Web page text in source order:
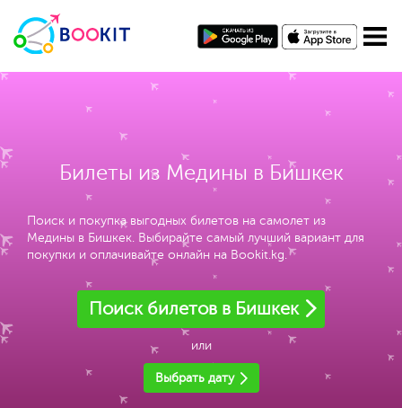
Билеты из Медины в Бишкек
Поиск и покупка выгодных билетов на самолет из
Медины в Бишкек. Выбирайте самый лучший вариант для
покупки и оплачивайте онлайн на Bookit.kg.
Поиск билетов в Бишкек
или
Выбрать дату